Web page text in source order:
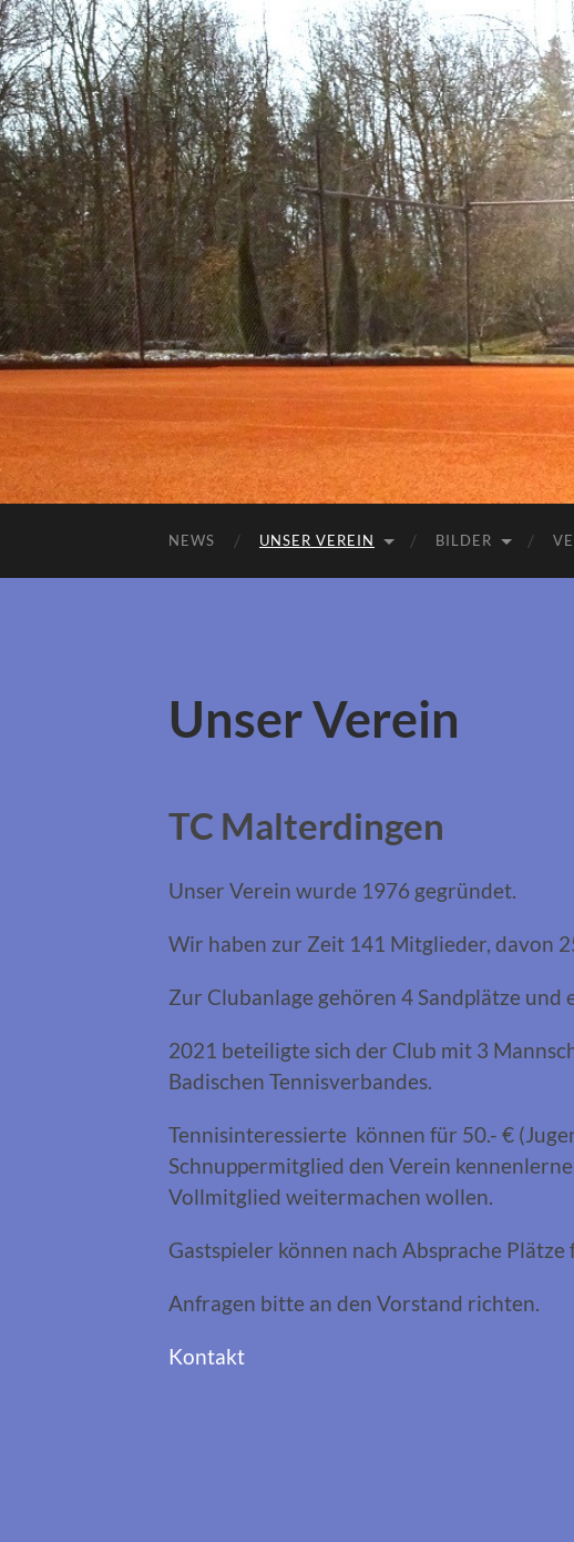
NEWS UNSER VEREIN BILDER
Unser Verein
TC Malterdingen
Unser Verein wurde 1976 gegründet.
Wir haben zur Zeit 141 Mitglieder, davon
Zur Clubanlage gehören 4 Sandplätze
2021 beteiligte sich der Club mit 3
Badischen Tennisverbandes.
Tennisinteressierte können für 50.- €
Schnuppermitglied den Verein
Vollmitglied weitermachen wollen.
Gastspieler können nach Absprache
Anfragen bitte an den Vorstand richten.
Kontakt